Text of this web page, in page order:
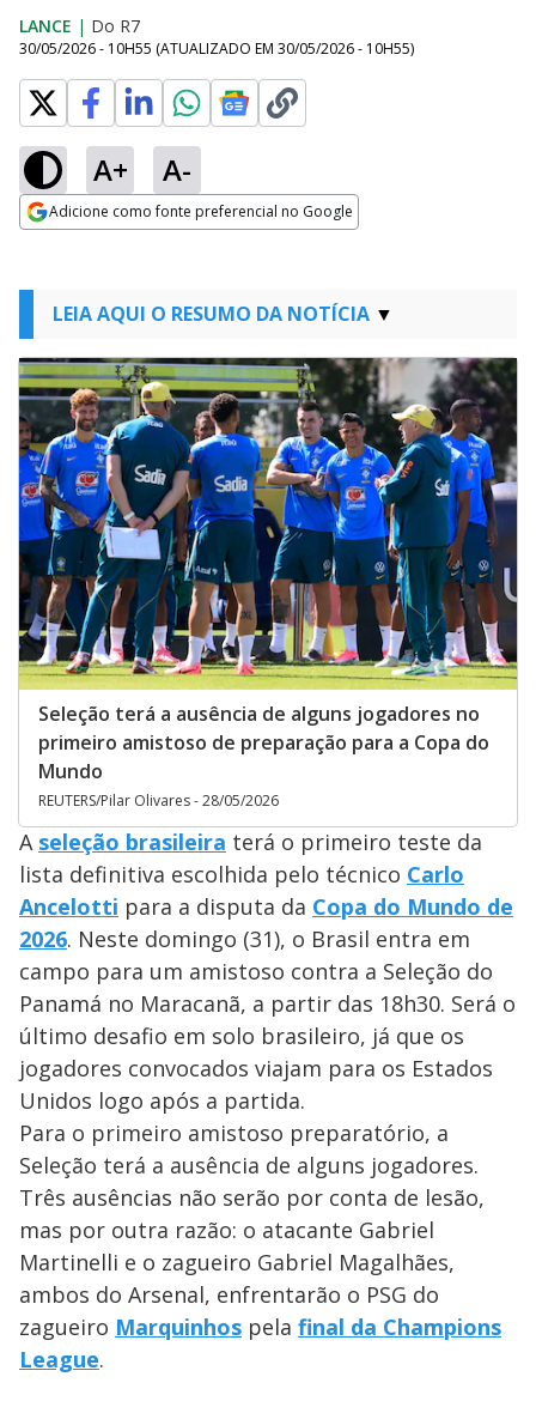
LANCE | Do R7
30/05/2026 - 10H55 (ATUALIZADO EM 30/05/2026 - 10H55)
A+ A-
Adicione como fonte preferencial no Google
LEIA AQUI O RESUMO DA NOTÍCIA
Seleção terá a ausência de alguns jogadores no
primeiro amistoso de preparação para a Copa do
Mundo
REUTERS/Pilar Olivares - 28/05/2026
A seleção brasileira terá o primeiro teste da
lista definitiva escolhida pelo técnico Carlo
Ancelotti para a disputa da Copa do Mundo de
2026. Neste domingo (31), o Brasil entra em
campo para um amistoso contra a Seleção do
Panamá no Maracanã, a partir das 18h30. Será o
último desafio em solo brasileiro, já que os
jogadores convocados viajam para os Estados
Unidos logo após a partida.
Para o primeiro amistoso preparatório, a
Seleção terá a ausência de alguns jogadores.
Três ausências não serão por conta de lesão,
mas por outra razão: o atacante Gabriel
Martinelli e o zagueiro Gabriel Magalhães,
ambos do Arsenal, enfrentarão o PSG do
zagueiro Marquinhos pela final da Champions
League.